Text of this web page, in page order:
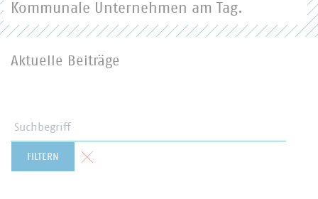
Kommunale Unternehmen am Tag.
Aktuelle Beiträge
FILTERN Formular zurücksetzen